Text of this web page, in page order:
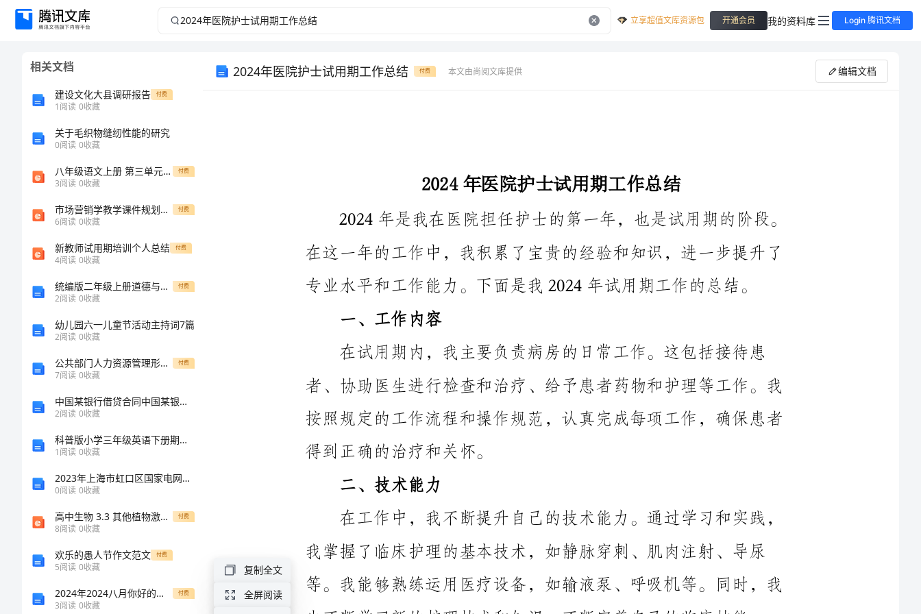
2024
2024
立享超值文库资源包 开通会员 我的资料库 Login 腾讯文档
相关文档
建设文化大县调研报告 付费
1阅读 0收藏
关于毛织物缝纫性能的研究
0阅读 0收藏
八年级语文上册 第三单元 第13课《苏州园林》课件 （新版）新人教版 付费
3阅读 0收藏
市场营销学教学课件规划企业战略与市场营销管理 付费
6阅读 0收藏
新教师试用期培训个人总结 付费
4阅读 0收藏
统编版二年级上册道德与法治期末模拟考试带答案 付费
2阅读 0收藏
幼儿园六一儿童节活动主持词7篇
2阅读 0收藏
公共部门人力资源管理形考任务3答案 付费
7阅读 0收藏
中国某银行借贷合同中国某银行借贷合同
2阅读 0收藏
科普版小学三年级英语下册期末试卷
1阅读 0收藏
2023年上海市虹口区国家电网招聘之机械动力类考试题库及参考答案【预热题】
0阅读 0收藏
高中生物 3.3 其他植物激素同步备课课件 新人教版必修3 付费
8阅读 0收藏
欢乐的愚人节作文范文 付费
5阅读 0收藏
2024年2024八月你好的朋友圈唯美句子 付费
3阅读 0收藏
2024年医院护士试用期工作总结 付费 本文由尚阅文库提供 编辑文档
在与患者和家属的沟通过程中，我注重倾听和理解。我尊重
2024年是我在医院担任护士的第一年，也是试用期的阶段。
专业水平和工作能力。下面是我2024年试用期工作的总结。
一、工作内容
在试用期内，我主要负责病房的日常工作。这包括接待患
得到正确的治疗和关怀。
二、技术能力
在工作中，我不断提升自己的技术能力。通过学习和实践，
三、沟通能力
复制全文
全屏阅读